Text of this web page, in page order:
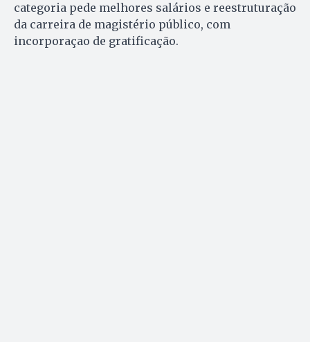
categoria pede melhores salários e reestruturação
da carreira de magistério público, com
incorporaçao de gratificação.